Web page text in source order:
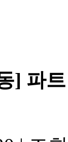
] 파